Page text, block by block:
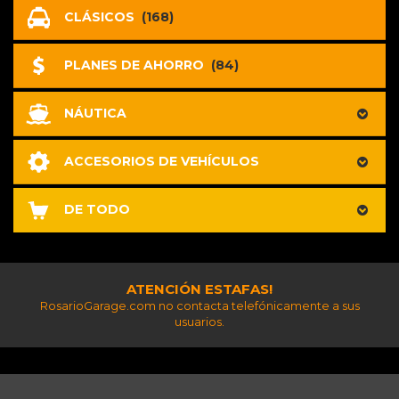
CLÁSICOS (168)
PLANES DE AHORRO (84)
NÁUTICA
ACCESORIOS DE VEHÍCULOS
DE TODO
ATENCIÓN ESTAFAS!
RosarioGarage.com no contacta telefónicamente a sus
usuarios.